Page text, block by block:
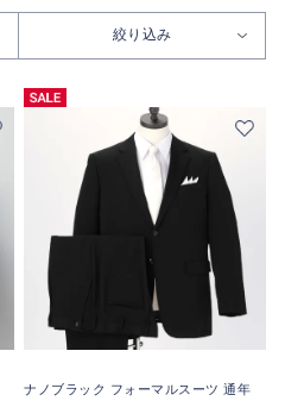
絞り込み
ナノブラック フォーマルスーツ 通年